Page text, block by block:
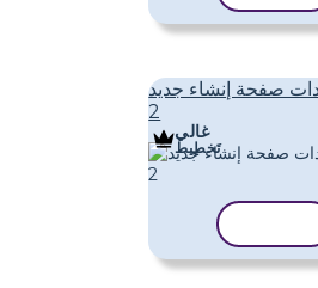
صفحة إنشاء جديد
2
غالي
تَخطِيط